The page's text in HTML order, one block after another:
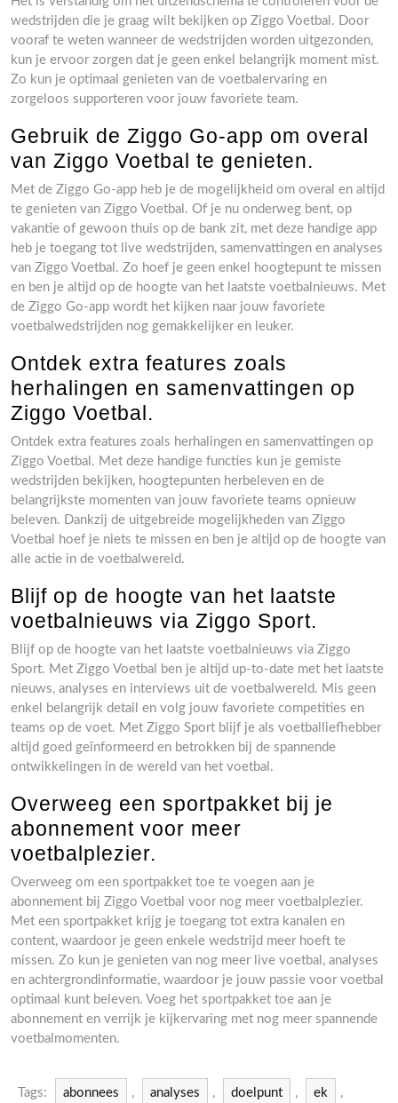
wedstrijden die je graag wilt bekijken op Ziggo Voetbal. Door
vooraf te weten wanneer de wedstrijden worden uitgezonden,
kun je ervoor zorgen dat je geen enkel belangrijk moment mist.
Zo kun je optimaal genieten van de voetbalervaring en
zorgeloos supporteren voor jouw favoriete team.
Gebruik de Ziggo Go-app om overal
van Ziggo Voetbal te genieten.
Met de Ziggo Go-app heb je de mogelijkheid om overal en altijd
te genieten van Ziggo Voetbal. Of je nu onderweg bent, op
vakantie of gewoon thuis op de bank zit, met deze handige app
heb je toegang tot live wedstrijden, samenvattingen en analyses
van Ziggo Voetbal. Zo hoef je geen enkel hoogtepunt te missen
en ben je altijd op de hoogte van het laatste voetbalnieuws. Met
de Ziggo Go-app wordt het kijken naar jouw favoriete
voetbalwedstrijden nog gemakkelijker en leuker.
Ontdek extra features zoals
herhalingen en samenvattingen op
Ziggo Voetbal.
Ontdek extra features zoals herhalingen en samenvattingen op
Ziggo Voetbal. Met deze handige functies kun je gemiste
wedstrijden bekijken, hoogtepunten herbeleven en de
belangrijkste momenten van jouw favoriete teams opnieuw
beleven. Dankzij de uitgebreide mogelijkheden van Ziggo
Voetbal hoef je niets te missen en ben je altijd op de hoogte van
alle actie in de voetbalwereld.
Blijf op de hoogte van het laatste
voetbalnieuws via Ziggo Sport.
Blijf op de hoogte van het laatste voetbalnieuws via Ziggo
Sport. Met Ziggo Voetbal ben je altijd up-to-date met het laatste
nieuws, analyses en interviews uit de voetbalwereld. Mis geen
enkel belangrijk detail en volg jouw favoriete competities en
teams op de voet. Met Ziggo Sport blijf je als voetballiefhebber
altijd goed geïnformeerd en betrokken bij de spannende
ontwikkelingen in de wereld van het voetbal.
Overweeg een sportpakket bij je
abonnement voor meer
voetbalplezier.
Overweeg om een sportpakket toe te voegen aan je
abonnement bij Ziggo Voetbal voor nog meer voetbalplezier.
Met een sportpakket krijg je toegang tot extra kanalen en
content, waardoor je geen enkele wedstrijd meer hoeft te
missen. Zo kun je genieten van nog meer live voetbal, analyses
en achtergrondinformatie, waardoor je jouw passie voor voetbal
optimaal kunt beleven. Voeg het sportpakket toe aan je
abonnement en verrijk je kijkervaring met nog meer spannende
voetbalmomenten.
Tags: abonnees , analyses , doelpunt , ek ,